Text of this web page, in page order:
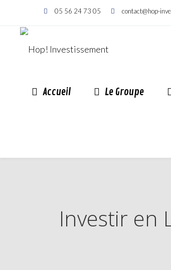
05 56 24 73 05 contact@hop-
Accueil Le Groupe
Investir en